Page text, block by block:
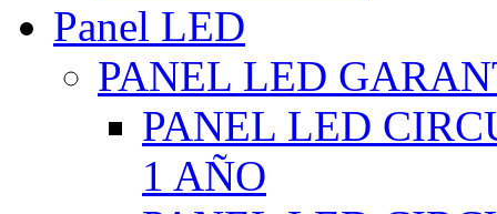
Panel LED
PANEL LED
PANEL LED
1 AÑO